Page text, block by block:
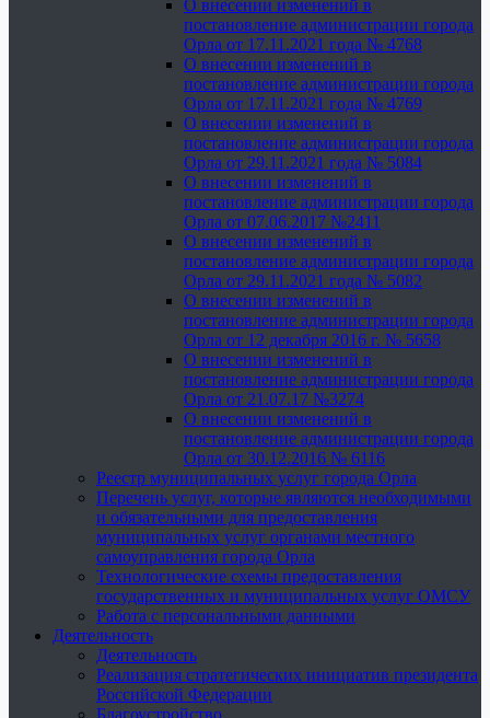
О внесении изменений в
постановление администрации города
Орла от 17.11.2021 года № 4768
О внесении изменений в
постановление администрации города
Орла от 17.11.2021 года № 4769
О внесении изменений в
постановление администрации города
Орла от 29.11.2021 года № 5084
О внесении изменений в
постановление администрации города
Орла от 07.06.2017 №2411
О внесении изменений в
постановление администрации города
Орла от 29.11.2021 года № 5082
О внесении изменений в
постановление администрации города
Орла от 12 декабря 2016 г. № 5658
О внесении изменений в
постановление администрации города
Орла от 21.07.17 №3274
О внесении изменений в
постановление администрации города
Орла от 30.12.2016 № 6116
Реестр муниципальных услуг города Орла
Перечень услуг, которые являются необходимыми
и обязательными для предоставления
муниципальных услуг органами местного
самоуправления города Орла
Технологические схемы предоставления
государственных и муниципальных услуг ОМСУ
Работа с персональными данными
Деятельность
Деятельность
Реализация стратегических инициатив президента
Российской Федерации
Благоустройство